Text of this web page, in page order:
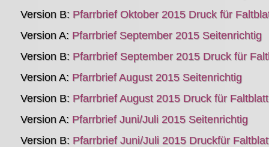
Version B: Pfarrbrief Oktober 2015 Druck für
Version A: Pfarrbrief September 2015 Seitenrichtig
Version B: Pfarrbrief September 2015 Druck für
Version A: Pfarrbrief August 2015 Seitenrichtig
Version B: Pfarrbrief August 2015 Druck für
Version A: Pfarrbrief Juni/Juli 2015 Seitenrichtig
Version B: Pfarrbrief Juni/Juli 2015 Druckfür